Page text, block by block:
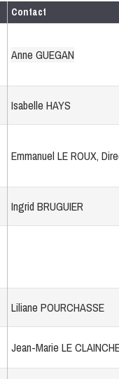
Contact
Anne GUEGAN
Isabelle HAYS
Emmanuel LE ROUX,
Ingrid BRUGUIER
Liliane POURCHASSE
Jean-Marie LE